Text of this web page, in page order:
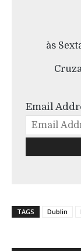
às
Email
TAGS Dublin